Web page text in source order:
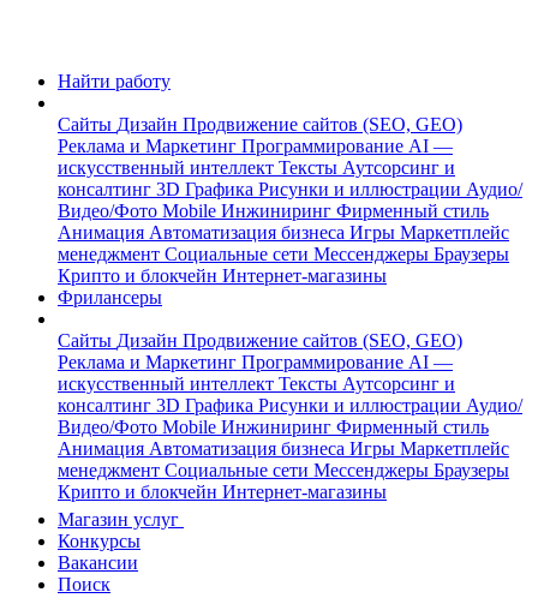
Найти работу
Сайты Дизайн Продвижение сайтов (SEO, GEO)
Реклама и Маркетинг Программирование AI —
искусственный интеллект Тексты Аутсорсинг и
консалтинг 3D Графика Рисунки и иллюстрации Аудио/
Видео/Фото Mobile Инжиниринг Фирменный стиль
Анимация Автоматизация бизнеса Игры Маркетплейс
менеджмент Социальные сети Мессенджеры Браузеры
Крипто и блокчейн Интернет-магазины
Фрилансеры
Сайты Дизайн Продвижение сайтов (SEO, GEO)
Реклама и Маркетинг Программирование AI —
искусственный интеллект Тексты Аутсорсинг и
консалтинг 3D Графика Рисунки и иллюстрации Аудио/
Видео/Фото Mobile Инжиниринг Фирменный стиль
Анимация Автоматизация бизнеса Игры Маркетплейс
менеджмент Социальные сети Мессенджеры Браузеры
Крипто и блокчейн Интернет-магазины
Магазин услуг
Конкурсы
Вакансии
Поиск